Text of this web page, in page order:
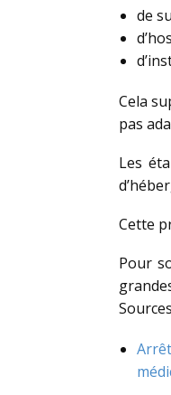
de
Cela
pas
Les
Cette
Pour